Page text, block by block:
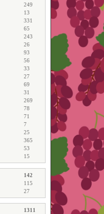
249
13
331
65
243
26
93
56
33
27
69
31
269
78
71
7
25
365
53
15
142
115
27
1311